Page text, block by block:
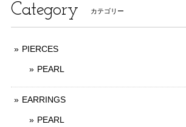
Category カテゴリー
PIERCES
PEARL
EARRINGS
PEARL